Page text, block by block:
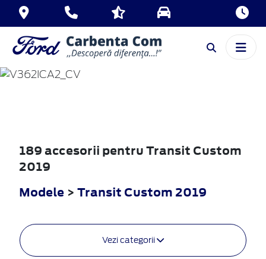
TRANSIT
CUSTOM
189 accesorii pentru Transit Custom
2019
Modele > Transit Custom 2019
Vezi categorii